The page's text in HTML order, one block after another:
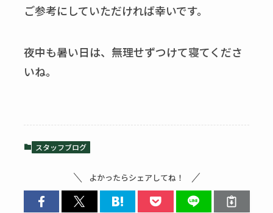
ご参考にしていただければ幸いです。
夜中も暑い日は、無理せずつけて寝てくださ
いね。
スタッフブログ
よかったらシェアしてね！